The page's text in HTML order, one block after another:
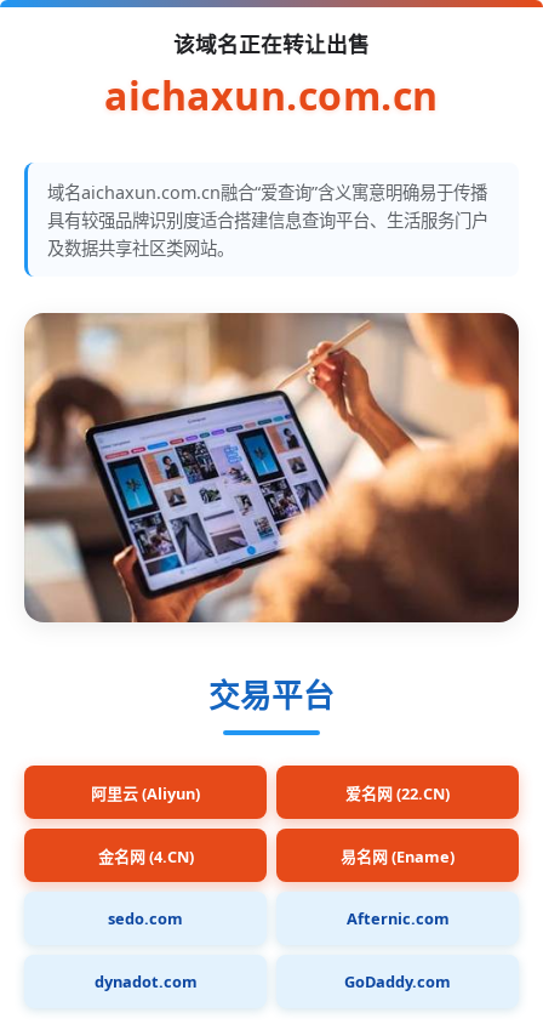
该域名正在转让出售
aichaxun.com.cn
域名aichaxun.com.cn融合“爱查询”含义寓意明确易于传播
具有较强品牌识别度适合搭建信息查询平台、生活服务门户
及数据共享社区类网站。
交易平台
阿里云 (Aliyun) 爱名网 (22.CN)
金名网 (4.CN) 易名网 (Ename)
sedo.com Afternic.com
dynadot.com GoDaddy.com